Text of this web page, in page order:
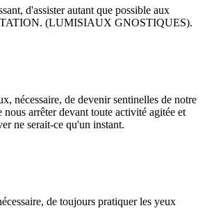
d'assister autant que possible aux
(LUMISIAUX GNOSTIQUES).
nécessaire, de devenir sentinelles de notre
arrêter devant toute activité agitée et
ne serait-ce qu'un instant.
de toujours pratiquer les yeux